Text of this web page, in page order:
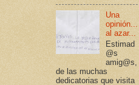
Una
opinión...
al azar...
Estimad
@s
amig@s,
de las muchas
dedicatorias que visita